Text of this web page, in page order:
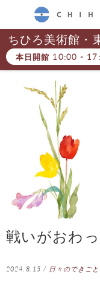
CHIHIRO ART
ちひろ美術館・
本日開館 10:00 -
戦いがおわ
2024.8.15 / 日々のできごと